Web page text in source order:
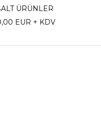
ÜRÜNLER
EUR + KDV